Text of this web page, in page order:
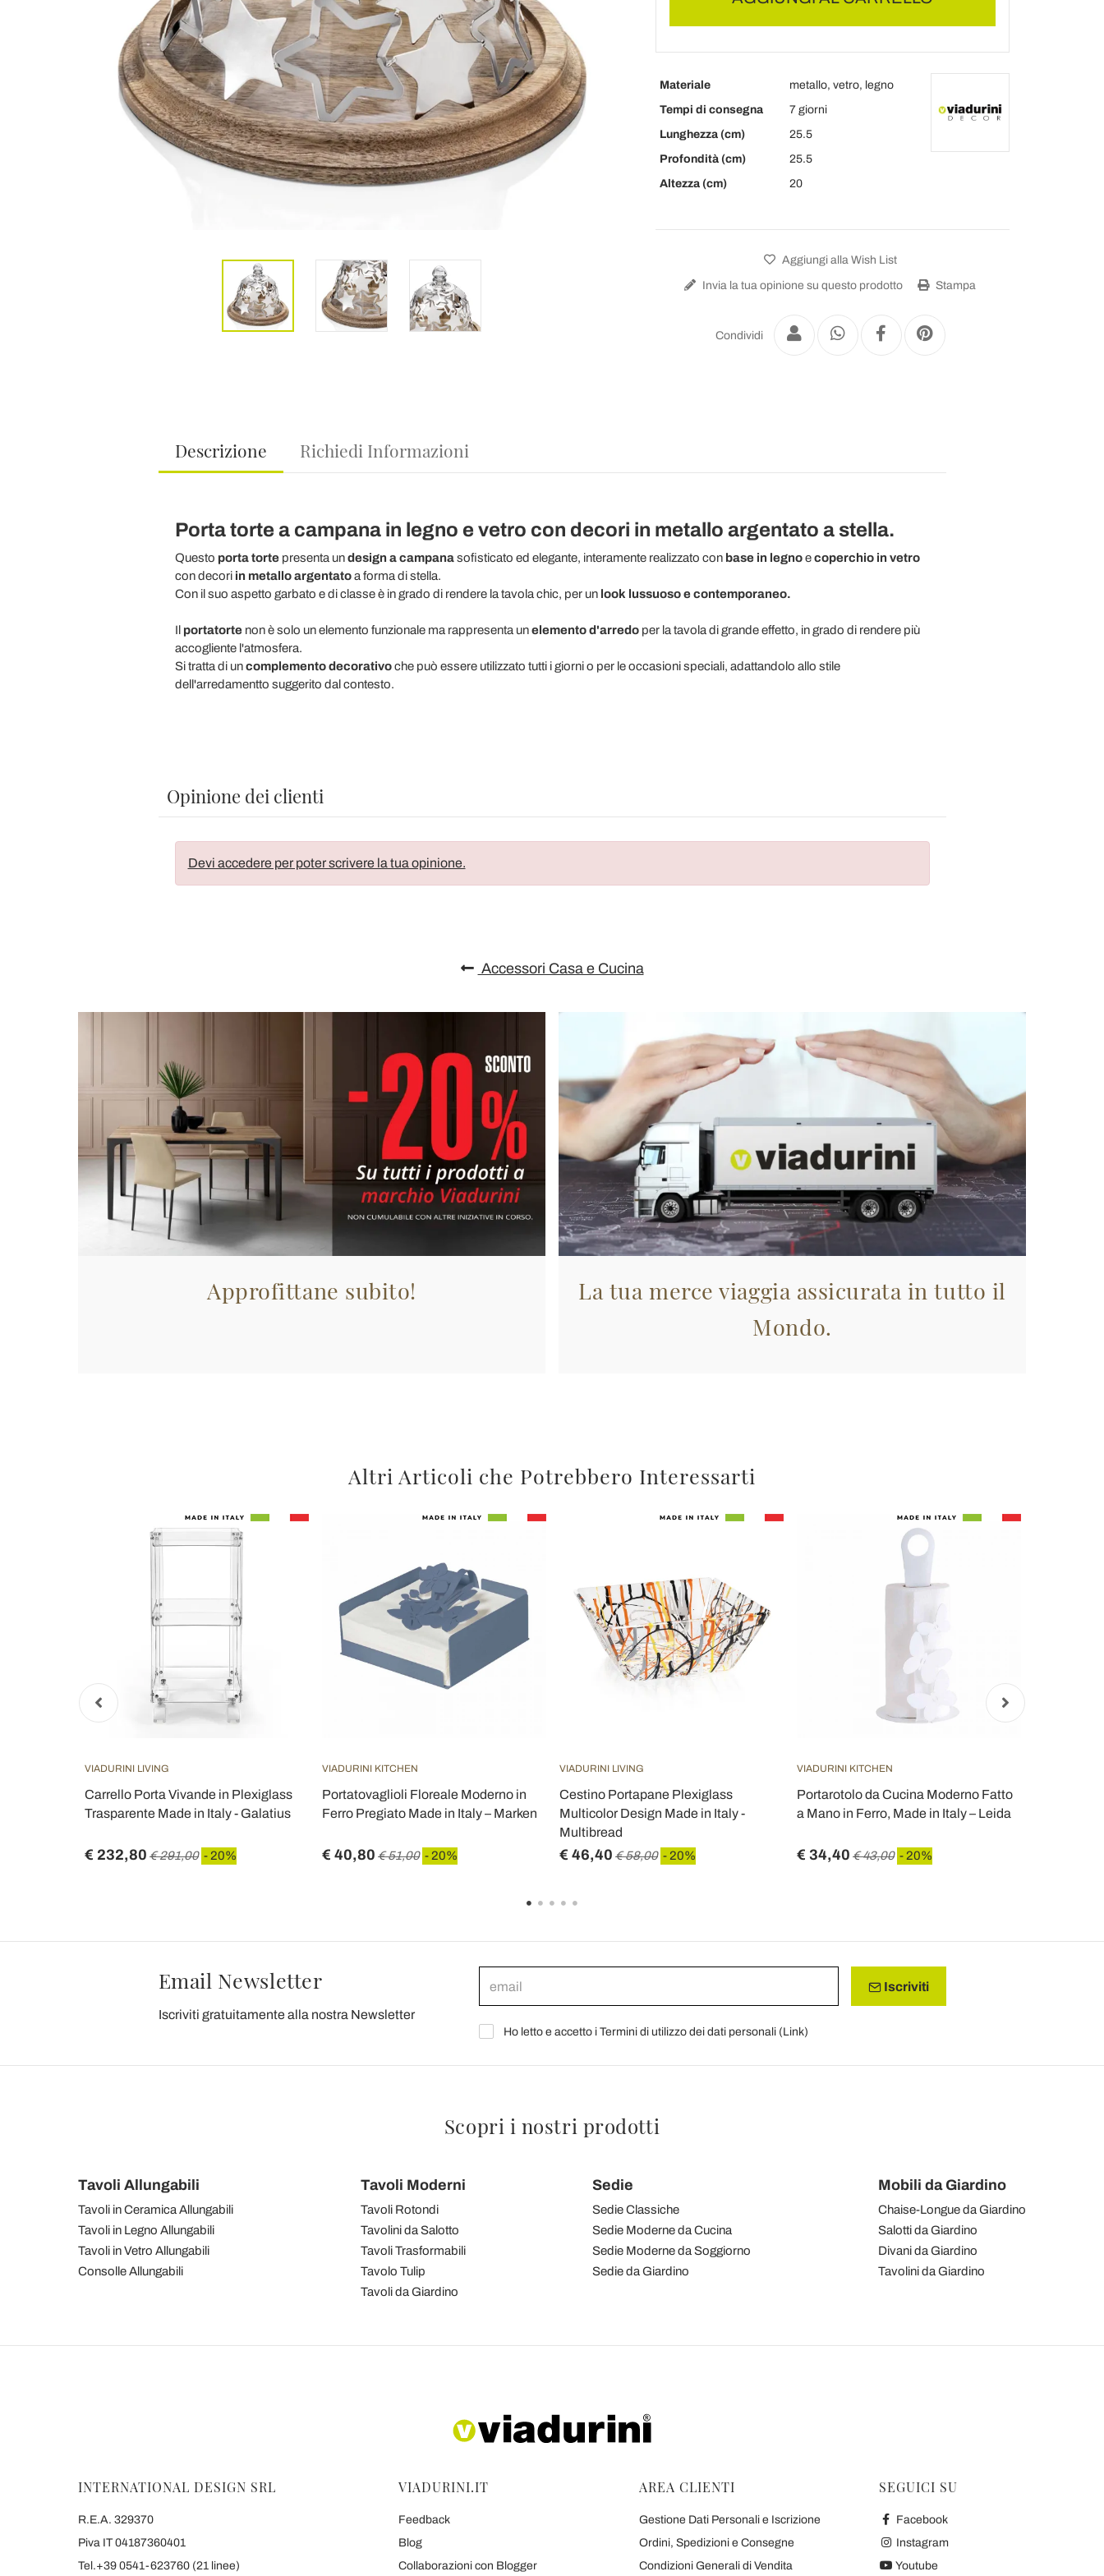
Materiale
metallo, vetro, legno
Tempi di consegna
7 giorni
Lunghezza (cm)
25.5
Profondità (cm)
25.5
Altezza (cm)
20
Aggiungi alla Wish List
Invia la tua opinione su questo prodotto Stampa
Condividi
Descrizione Richiedi Informazioni
Porta torte a campana in legno e vetro con decori in metallo argentato a stella.
Questo porta tortepresenta undesign a campanasofisticato ed elegante, interamente realizzato conbase in legnoecoperchio in vetro
con decoriin metallo argentatoa forma di stella.
Con il suo aspetto garbato e di classe è in grado di rendere la tavola chic, per un look lussuoso e contemporaneo.
Il portatortenon è solo un elemento funzionale ma rappresenta unelemento d'arredoper la tavola di grande effetto, in grado di rendere più
accogliente l'atmosfera.
Si tratta di uncomplemento decorativoche può essere utilizzato tutti i giorni o per le occasioni speciali, adattandolo allo stile
dell'arredamentto suggerito dal contesto.
Opinione dei clienti
Devi accedere per poter scrivere la tua opinione.
Accessori Casa e Cucina
Approfittane subito!
La tua merce viaggia assicurata in tutto il
Mondo.
Altri Articoli che Potrebbero Interessarti
VIADURINI LIVING
Carrello Porta Vivande in Plexiglass
Trasparente Made in Italy - Galatius
€ 232,80 € 291,00 - 20%
VIADURINI KITCHEN
Portatovaglioli Floreale Moderno in
Ferro Pregiato Made in Italy – Marken
€ 40,80 € 51,00 - 20%
VIADURINI LIVING
Cestino Portapane Plexiglass
Multicolor Design Made in Italy -
Multibread
€ 46,40 € 58,00 - 20%
VIADURINI KITCHEN
Portarotolo da Cucina Moderno Fatto
a Mano in Ferro, Made in Italy – Leida
€ 34,40 € 43,00 - 20%
Email Newsletter
Iscriviti gratuitamente alla nostra Newsletter
Iscriviti
Ho letto e accetto i Termini di utilizzo dei dati personali (Link)
Scopri i nostri prodotti
Tavoli Allungabili
Tavoli in Ceramica Allungabili
Tavoli in Legno Allungabili
Tavoli in Vetro Allungabili
Consolle Allungabili
Tavoli Moderni
Tavoli Rotondi
Tavolini da Salotto
Tavoli Trasformabili
Tavolo Tulip
Tavoli da Giardino
Sedie
Sedie Classiche
Sedie Moderne da Cucina
Sedie Moderne da Soggiorno
Sedie da Giardino
Mobili da Giardino
Chaise-Longue da Giardino
Salotti da Giardino
Divani da Giardino
Tavolini da Giardino
INTERNATIONAL DESIGN SRL
R.E.A. 329370
Piva IT 04187360401
Tel.+39 0541-623760 (21 linee)
VIADURINI.IT
Feedback
Blog
Collaborazioni con Blogger
AREA CLIENTI
Gestione Dati Personali e Iscrizione
Ordini, Spedizioni e Consegne
Condizioni Generali di Vendita
SEGUICI SU
Facebook
Instagram
Youtube